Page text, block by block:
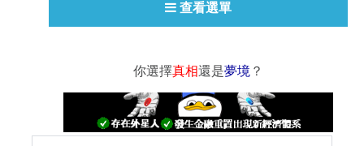
查看選單
你選擇真相還是夢境 ？